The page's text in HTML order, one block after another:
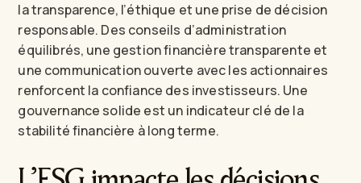
la transparence, l’éthique et une prise de décision
responsable. Des conseils d’administration
équilibrés, une gestion financière transparente et
une communication ouverte avec les actionnaires
renforcent la confiance des investisseurs. Une
gouvernance solide est un indicateur clé de la
stabilité financière à long terme.